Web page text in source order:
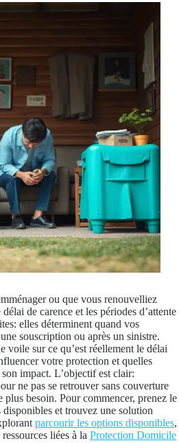
ou que vous renouvelliez
de carence et les périodes d’attente
elles déterminent quand vos
souscription ou après un sinistre.
voile sur ce qu’est réellement le délai
votre protection et quelles
impact. L’objectif est clair:
ne pas se retrouver sans couverture
plus besoin. Pour commencer, prenez le
et trouvez une solution
parcourir les options disponibles,
liées à la Protection Domicile